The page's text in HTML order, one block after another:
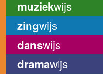
muziekwijs
zingwijs
danswijs
dramawijs